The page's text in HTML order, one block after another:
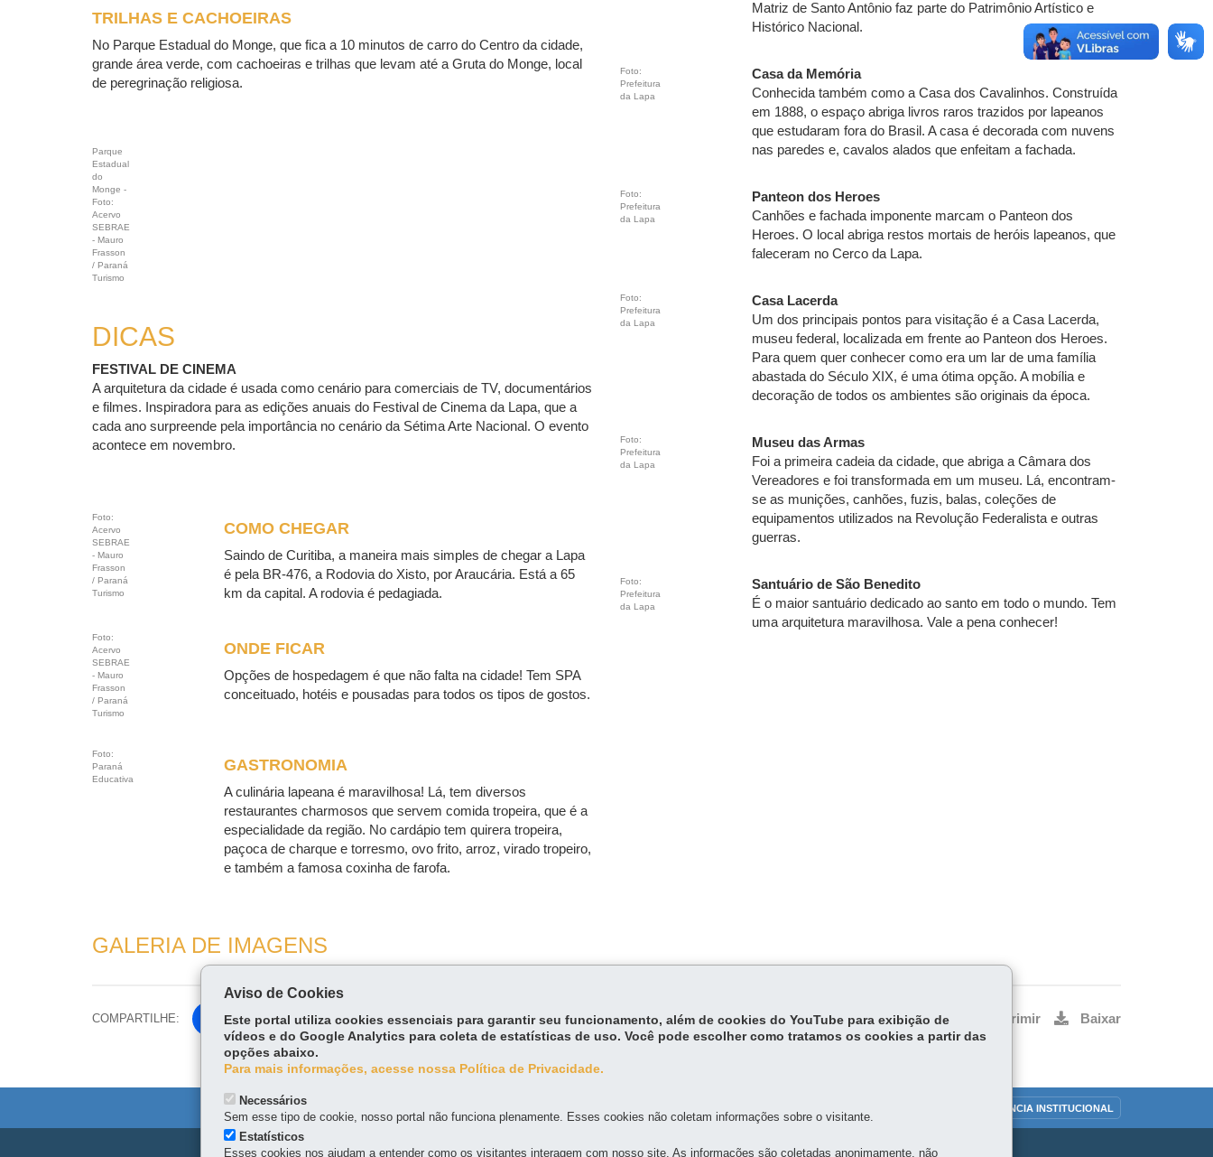
TRILHAS E CACHOEIRAS
No Parque Estadual do Monge, que fica a 10 minutos de carro do Centro da cidade,
grande área verde, com cachoeiras e trilhas que levam até a Gruta do Monge, local
de peregrinação religiosa.
Parque
Estadual
do
Monge -
Foto:
Acervo
SEBRAE
- Mauro
Frasson
/ Paraná
Turismo
DICAS
FESTIVAL DE CINEMA
A arquitetura da cidade é usada como cenário para comerciais de TV, documentários
e filmes. Inspiradora para as edições anuais do Festival de Cinema da Lapa, que a
cada ano surpreende pela importância no cenário da Sétima Arte Nacional. O evento
acontece em novembro.
Foto:
Acervo
SEBRAE
- Mauro
Frasson
/ Paraná
Turismo
COMO CHEGAR
Saindo de Curitiba, a maneira mais simples de chegar a Lapa
é pela BR-476, a Rodovia do Xisto, por Araucária. Está a 65
km da capital. A rodovia é pedagiada.
Foto:
Acervo
SEBRAE
- Mauro
Frasson
/ Paraná
Turismo
ONDE FICAR
Opções de hospedagem é que não falta na cidade! Tem SPA
conceituado, hotéis e pousadas para todos os tipos de gostos.
Foto:
Paraná
Educativa
GASTRONOMIA
A culinária lapeana é maravilhosa! Lá, tem diversos
restaurantes charmosos que servem comida tropeira, que é a
especialidade da região. No cardápio tem quirera tropeira,
paçoca de charque e torresmo, ovo frito, arroz, virado tropeiro,
e também a famosa coxinha de farofa.
Matriz de Santo Antônio faz parte do Patrimônio Artístico e
Histórico Nacional.
Foto:
Prefeitura
da Lapa
Casa da Memória
Conhecida também como a Casa dos Cavalinhos. Construída
em 1888, o espaço abriga livros raros trazidos por lapeanos
que estudaram fora do Brasil. A casa é decorada com nuvens
nas paredes e, cavalos alados que enfeitam a fachada.
Foto:
Prefeitura
da Lapa
Panteon dos Heroes
Canhões e fachada imponente marcam o Panteon dos
Heroes. O local abriga restos mortais de heróis lapeanos, que
faleceram no Cerco da Lapa.
Foto:
Prefeitura
da Lapa
Casa Lacerda
Um dos principais pontos para visitação é a Casa Lacerda,
museu federal, localizada em frente ao Panteon dos Heroes.
Para quem quer conhecer como era um lar de uma família
abastada do Século XIX, é uma ótima opção. A mobília e
decoração de todos os ambientes são originais da época.
Foto:
Prefeitura
da Lapa
Museu das Armas
Foi a primeira cadeia da cidade, que abriga a Câmara dos
Vereadores e foi transformada em um museu. Lá, encontram-
se as munições, canhões, fuzis, balas, coleções de
equipamentos utilizados na Revolução Federalista e outras
guerras.
Foto:
Prefeitura
da Lapa
Santuário de São Benedito
É o maior santuário dedicado ao santo em todo o mundo. Tem
uma arquitetura maravilhosa. Vale a pena conhecer!
GALERIA DE IMAGENS
COMPARTILHE:
Fa
ce
bo
Tw
itt
er
Voltar Início Imprimir Baixar
TRANSPARÊNCIA INSTITUCIONAL
Aviso de Cookies
Este portal utiliza cookies essenciais para garantir seu funcionamento, além de cookies do YouTube para exibição de
vídeos e do Google Analytics para coleta de estatísticas de uso. Você pode escolher como tratamos os cookies a partir das
opções abaixo.
Para mais informações, acesse nossa Política de Privacidade.
Necessários
Sem esse tipo de cookie, nosso portal não funciona plenamente. Esses cookies não coletam informações sobre o visitante.
Estatísticos
Esses cookies nos ajudam a entender como os visitantes interagem com nosso site. As informações são coletadas anonimamente, não